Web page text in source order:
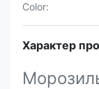
Color:
Характер